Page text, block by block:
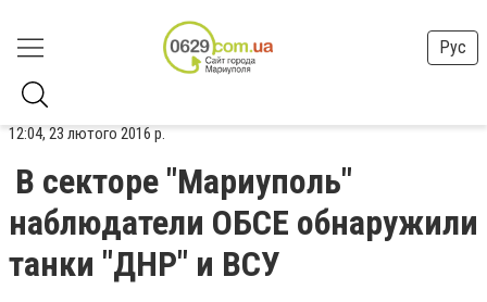
Рус
12:04, 23 лютого 2016 р.
В секторе "Мариуполь"
наблюдатели ОБСЕ обнаружили
танки "ДНР" и ВСУ